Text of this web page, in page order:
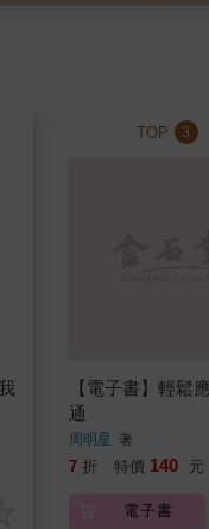
TOP 3
【電子書】輕鬆
通
周明星 著
7 折 特價 140 元
電子書